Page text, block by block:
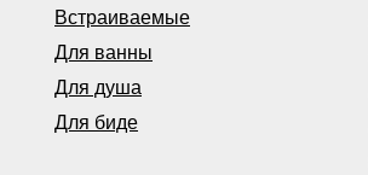
Встраиваемые
Для биде
Для ванны
Для душа